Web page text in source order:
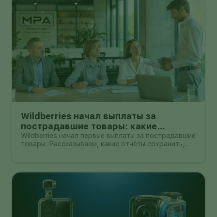
Wildberries начал выплаты за
пострадавшие товары: какие
документы собрать и чем поможет
АПМ
Wildberries начал первые выплаты за пострадавшие
товары. Рассказываем, какие отчёты сохранить,